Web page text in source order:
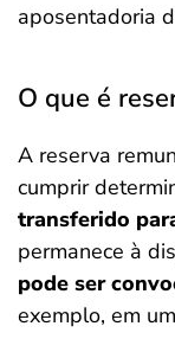
aposentadoria
O que é
A reserva
cumprir
transferido
permanece à
pode ser
exemplo, em